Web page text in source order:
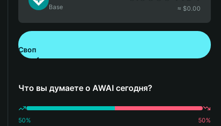
Base ≈ $0.00
Своп
Что вы думаете о AWAI сегодня?
50% 50%